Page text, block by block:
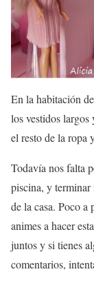
En la habitación
los vestidos
el resto de la ropa
Todavía nos falta
piscina, y terminar
de la casa. Poco
animes a hacer
juntos y si tienes
comentarios,